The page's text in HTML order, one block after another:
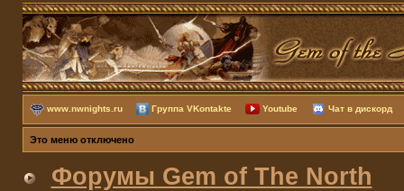
www.nwnights.ru Группа VKontakte Youtube Чат в дискорд
Это меню отключено
Форумы Gem of The North